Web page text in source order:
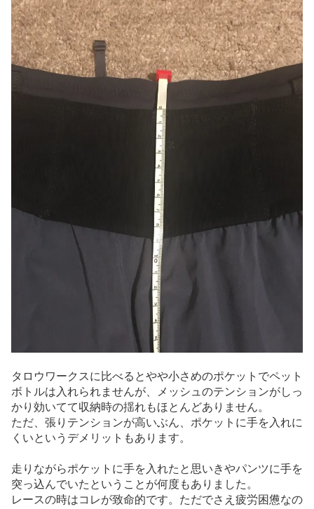
タロウワークスに比べるとやや小さめのポケットでペット
ボトルは入れられませんが、メッシュのテンションがしっ
かり効いてて収納時の揺れもほとんどありません。
ただ、張りテンションが高いぶん、ポケットに手を入れに
くいというデメリットもあります。
走りながらポケットに手を入れたと思いきやパンツに手を
突っ込んでいたということが何度もありました。
レースの時はコレが致命的です。ただでさえ疲労困憊なの